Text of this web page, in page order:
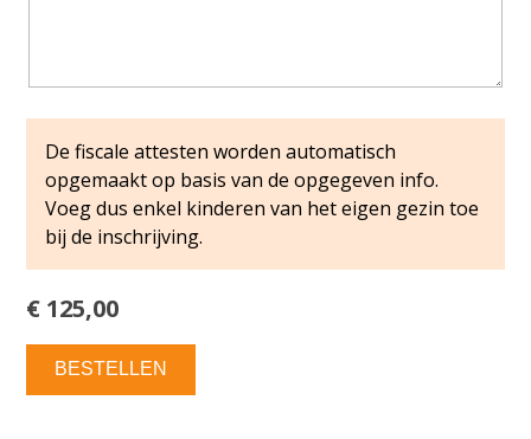
De fiscale attesten worden automatisch
opgemaakt op basis van de opgegeven info.
Voeg dus enkel kinderen van het eigen gezin toe
bij de inschrijving.
€ 125,00
BESTELLEN